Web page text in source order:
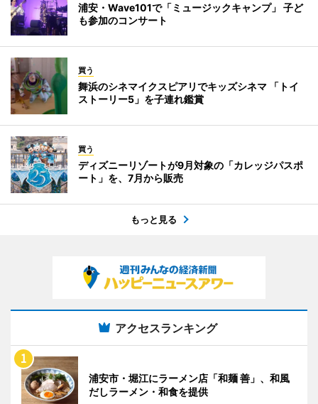
浦安・Wave101で「ミュージックキャンプ」 子ど
も参加のコンサート
買う
舞浜のシネマイクスピアリでキッズシネマ 「トイ
ストーリー5」を子連れ鑑賞
買う
ディズニーリゾートが9月対象の「カレッジパスポ
ート」を、7月から販売
もっと見る
アクセスランキング
浦安市・堀江にラーメン店「和麺 善」、和風
だしラーメン・和食を提供